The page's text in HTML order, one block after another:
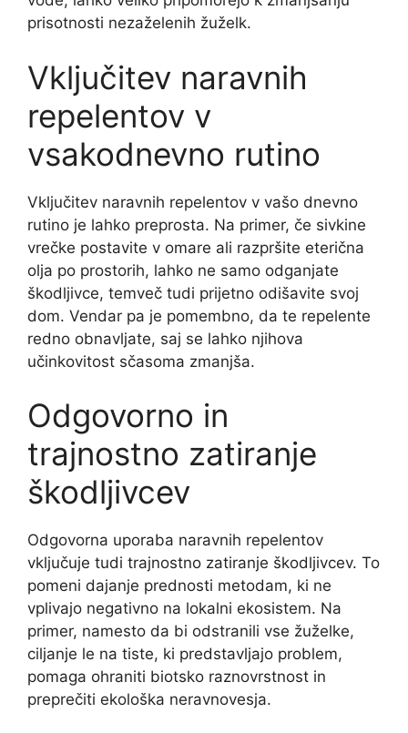
prisotnosti nezaželenih žuželk.
Vključitev naravnih
repelentov v
vsakodnevno rutino
Vključitev naravnih repelentov v vašo dnevno
rutino je lahko preprosta. Na primer, če sivkine
vrečke postavite v omare ali razpršite eterična
olja po prostorih, lahko ne samo odganjate
škodljivce, temveč tudi prijetno odišavite svoj
dom. Vendar pa je pomembno, da te repelente
redno obnavljate, saj se lahko njihova
učinkovitost sčasoma zmanjša.
Odgovorno in
trajnostno zatiranje
škodljivcev
Odgovorna uporaba naravnih repelentov
vključuje tudi trajnostno zatiranje škodljivcev. To
pomeni dajanje prednosti metodam, ki ne
vplivajo negativno na lokalni ekosistem. Na
primer, namesto da bi odstranili vse žuželke,
ciljanje le na tiste, ki predstavljajo problem,
pomaga ohraniti biotsko raznovrstnost in
preprečiti ekološka neravnovesja.